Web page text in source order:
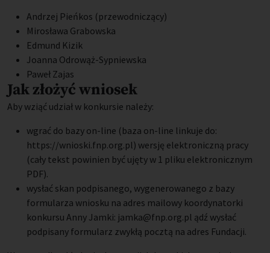
Andrzej Pieńkos (przewodniczący)
Mirosława Grabowska
Edmund Kizik
Joanna Odrowąż-Sypniewska
Paweł Zajas
Jak złożyć wniosek
Aby wziąć udział w konkursie należy:
wgrać do bazy on-line (baza on-line linkuje do:
https://wnioski.fnp.org.pl) wersję elektroniczną pracy
(cały tekst powinien być ujęty w 1 pliku elektronicznym
PDF).
wysłać skan podpisanego, wygenerowanego z bazy
formularza wniosku na adres mailowy koordynatorki
konkursu Anny Jamki: jamka@fnp.org.pl ądź wysłać
podpisany formularz zwykłą pocztą na adres Fundacji.